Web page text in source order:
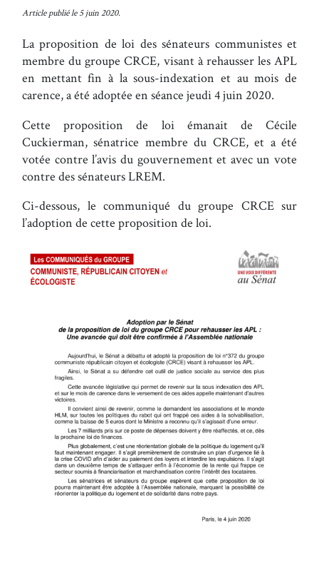
Article publié le 5 juin 2020.
La proposition de loi des sénateurs communistes et
membre du groupe CRCE, visant à rehausser les APL
en mettant fin à la sous-indexation et au mois de
carence, a été adoptée en séance jeudi 4 juin 2020.
Cette proposition de loi émanait de Cécile
Cuckierman, sénatrice membre du CRCE, et a été
votée contre l’avis du gouvernement et avec un vote
contre des sénateurs LREM.
Ci-dessous, le communiqué du groupe CRCE sur
l’adoption de cette proposition de loi.